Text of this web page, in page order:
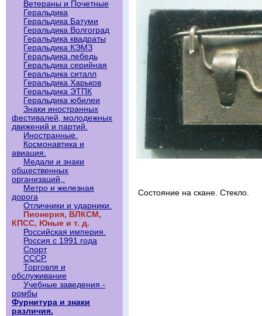
Ветераны и Почетные
Геральдика
Геральдика Батуми
Геральдика Волгоград
Геральдика квадраты
Геральдика КЭМЗ
Геральдика лебедь
Геральдика серийная
Геральдика ситалл
Геральдика Харьков
Геральдика ЭТПК
Геральдика юбилеи
Знаки иностранных
фестивалей, молодежных
движений и партий.
Иностранные.
Космонавтика и
авиация.
Медали и знаки
общественных
организаций,.
Метро и железная
дорога
Отличники и ударники.
Пионерия, ВЛКСМ,
КПСС, Юные и т. д.
Российская империя.
Россия с 1991 года
Спорт
СССР.
Торговля и
обслуживание
Учебные заведения -
ромбы
Фурнитура и знаки
различия.
Состояние на скане. Стекло.